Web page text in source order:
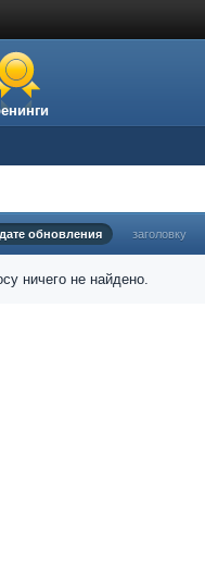
дате обновления заголовку
ничего не найдено.